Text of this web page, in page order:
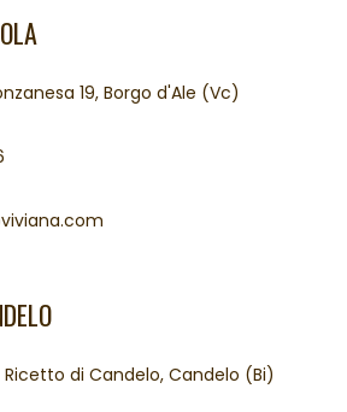
19, Borgo d'Ale (Vc)
Ricetto di Candelo, Candelo (Bi)